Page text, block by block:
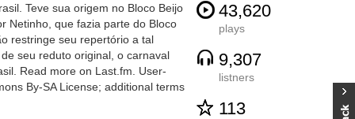
Teve sua origem no Bloco Beijo
Netinho, que fazia parte do Bloco
restringe seu repertório a tal
seu reduto original, o carnaval
Read more on Last.fm. User-
By-SA License; additional terms
43,620
plays
9,307
listners
113